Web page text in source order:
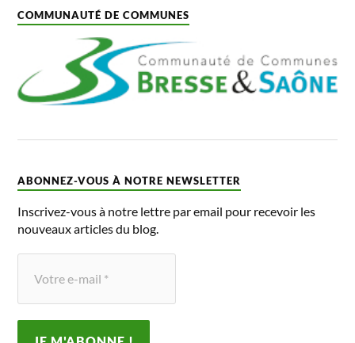
COMMUNAUTÉ DE COMMUNES
ABONNEZ-VOUS À NOTRE NEWSLETTER
Inscrivez-vous à notre lettre par email pour recevoir les
nouveaux articles du blog.